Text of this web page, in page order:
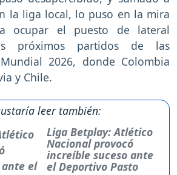
la liga local, lo puso en la mira
ocupar el puesto de lateral
próximos partidos de las
2026, donde Colombia
y Chile.
leer también:
Liga Betplay: Atlético
Nacional provocó
increíble suceso ante
el Deportivo Pasto